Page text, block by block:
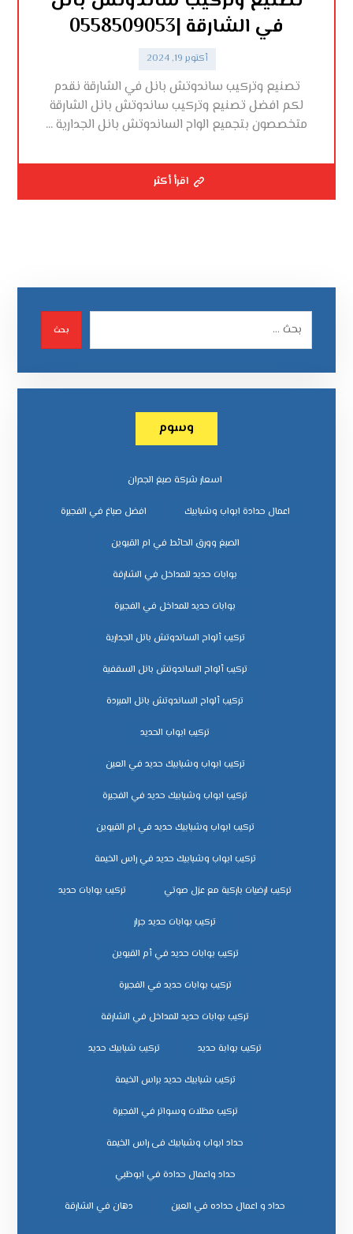
في الشارقة |0558509053
أكتوبر 19, 2024
تصنيع وتركيب ساندوتش بانل في الشارقة نقدم
لكم افضل تصنيع وتركيب ساندوتش بانل الشارقة
متخصصون بتجميع الواح الساندوتش بانل الجدارية ...
اقرأ أكثر
بحث
وسوم
اسعار شركة صبغ الجدران
اعمال حدادة ابواب وشبابيك افضل صباغ في الفجيرة
الصبغ وورق الحائط في ام القيوين
بوابات حديد للمداخل في الشارقة
بوابات حديد للمداخل في الفجيرة
تركيب ألواح الساندوتش بانل الجدارية
تركيب ألواح الساندوتش بانل السقفية
تركيب ألواح الساندوتش بانل المبردة
تركيب ابواب الحديد
تركيب ابواب وشبابيك حديد في العين
تركيب ابواب وشبابيك حديد في الفجيرة
تركيب ابواب وشبابيك حديد في ام القيوين
تركيب ابواب وشبابيك حديد في راس الخيمة
تركيب ارضيات باركية مع عزل صوتي تركيب بوابات حديد
تركيب بوابات حديد جرار
تركيب بوابات حديد في أم القيوين
تركيب بوابات حديد في الفجيرة
تركيب بوابات حديد للمداخل في الشارقة
تركيب بوابة حديد تركيب شبابيك حديد
تركيب شبابيك حديد براس الخيمة
تركيب مظلات وسواتر في الفجيرة
حداد ابواب وشبابيك فى راس الخيمة
حداد واعمال حدادة في ابوظبي
حداد و اعمال حداده في العين دهان في الشارقة